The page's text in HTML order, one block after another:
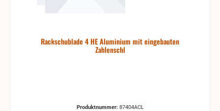
Rackschublade 4 HE Aluminium mit eingebauten
Zahlenschl
Produktnummer: 87404ACL